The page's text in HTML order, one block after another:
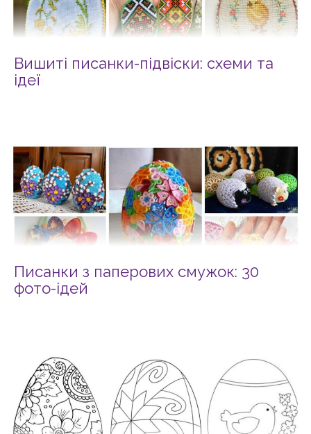
Вишиті писанки-підвіски: схеми та
ідеї
Писанки з паперових смужок: 30
фото-ідей